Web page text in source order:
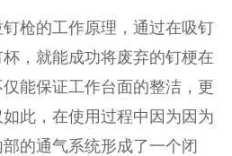
枪的工作原理，通过在吸钉
，就能成功将废弃的钉梗在
能保证工作台面的整洁，更
此，在使用过程中因为因为
的通气系统形成了一个闭